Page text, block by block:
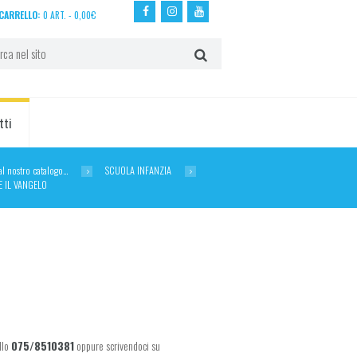
0 ART. - 0,00€
nostro catalogo…
SCUOLA INFANZIA
VANGELO
075/8510381oppure scrivendoci su